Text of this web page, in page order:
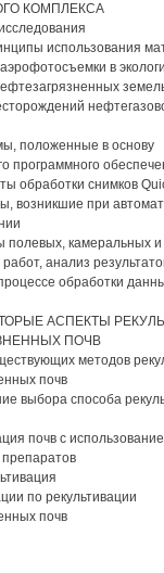
КОМПЛЕКСА
использования
в
положенные в основу
программного
обработки снимков
возникшие при
полевых, камеральных и
анализ
обработки
АСПЕКТЫ
ПОЧВ
методов
почв
выбора способа
почв с
препаратов
по рекультивации
почв